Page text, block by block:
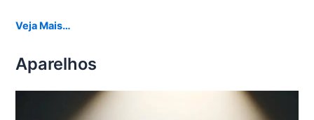
Veja Mais…
Aparelhos